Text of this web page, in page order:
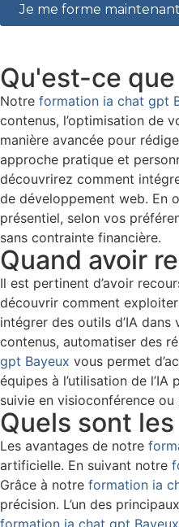
Je me forme maintenant
Qu'est-ce
Notre formation ia chat gpt
contenus, l’optimisation de
manière avancée pour
approche pratique et
découvrirez comment
de développement web. En
présentiel, selon vos
sans contrainte financière.
Quand avoir
Il est pertinent d’avoir
découvrir comment
intégrer des outils d’IA
contenus, automatiser des
gpt Bayeux vous permet
équipes à l’utilisation de
suivie en visioconférence
Quels sont
Les avantages de notre
artificielle. En suivant notre
Grâce à notre formation ia
précision. L’un des
formation ia chat gpt Bayeux